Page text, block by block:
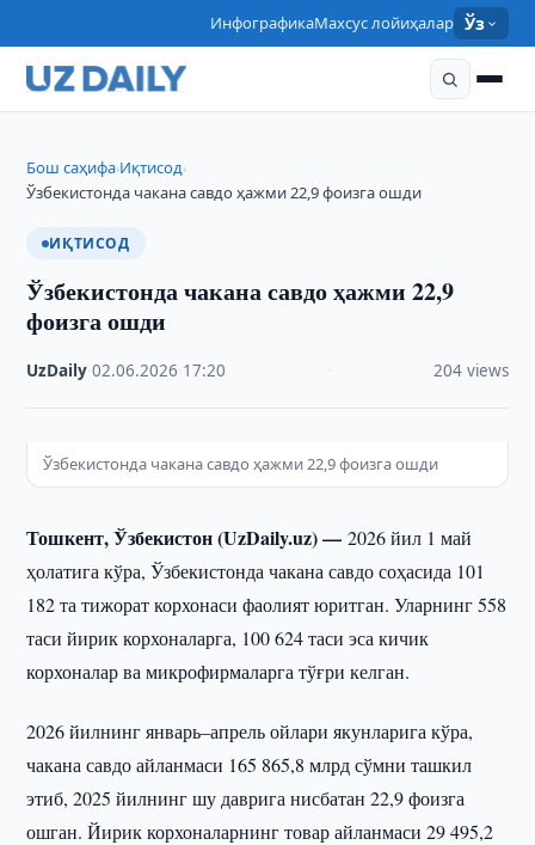
ИнфографикаМахсус лойиҳалар Ўз
Бош саҳифа›Иқтисод›
Ўзбекистонда чакана савдо ҳажми 22,9 фоизга ошди
ИҚТИСОД
Ўзбекистонда чакана савдо ҳажми 22,9
фоизга ошди
UzDaily ·02.06.2026 17:20 204 views
Ўзбекистонда чакана савдо ҳажми 22,9 фоизга ошди
Тошкент, Ўзбекистон (UzDaily.uz) —2026 йил 1 май
ҳолатига кўра, Ўзбекистонда чакана савдо соҳасида 101
182 та тижорат корхонаси фаолият юритган. Уларнинг 558
таси йирик корхоналарга, 100 624 таси эса кичик
корхоналар ва микрофирмаларга тўғри келган.
2026 йилнинг январь–апрель ойлари якунларига кўра,
чакана савдо айланмаси 165 865,8 млрд сўмни ташкил
этиб, 2025 йилнинг шу даврига нисбатан 22,9 фоизга
ошган. Йирик корхоналарнинг товар айланмаси 29 495,2